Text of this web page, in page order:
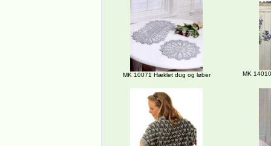
MK 10071 Hæklet dug og løber MK